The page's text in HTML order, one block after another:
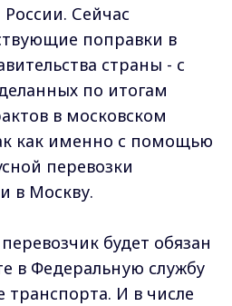
Сейчас
поправки в
страны - с
по итогам
в московском
как именно с помощью
перевозки
в Москву.
будет обязан
в Федеральную службу
транспорта. И в числе